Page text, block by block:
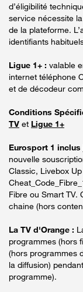
d’éligibilité
service nécessite
de la plateforme.
identifiants
Ligue 1+ : valable
internet téléphone
et de décodeur
Conditions
TV et Ligue 1+
Eurosport 1 inclus
nouvelle
Classic, Livebox
Fibre ou Smart TV.
chaine (hors
La TV d'Orange :
programmes (hors
(hors programmes
la diffusion)
programme).